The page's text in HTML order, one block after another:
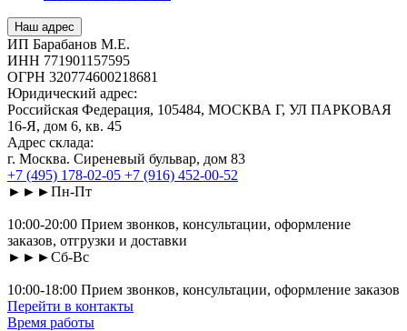
Наш адрес
ИП Барабанов М.Е.
ИНН 771901157595
ОГРН 320774600218681
Юридический адрес:
Российская Федерация, 105484, МОСКВА Г, УЛ ПАРКОВАЯ
16-Я, дом 6, кв. 45
Адрес склада:
г. Москва. Сиреневый бульвар, дом 83
+7 (495) 178-02-05 +7 (916) 452-00-52
►►►Пн-Пт
10:00-20:00 Прием звонков, консультации, оформление
заказов, отгрузки и доставки
►►►Сб-Вс
10:00-18:00 Прием звонков, консультации, оформление заказов
Перейти в контакты
Время работы